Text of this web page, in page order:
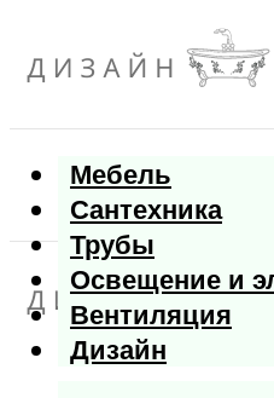
Мебель
Сантехника
Трубы
Освещение и
Вентиляция
Дизайн